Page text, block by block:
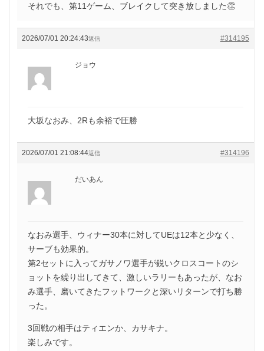
それでも、第11ゲーム、ブレイクして突き放しました👏
2026/07/01 20:24:43 #314195
返信
ジョウ
大坂なおみ、2Rも余裕で圧勝
2026/07/01 21:08:44 #314196
返信
だいあん
なおみ選手、ウィナー30本に対してUEは12本と少なく、
サーブも効果的。
第2セットに入ってガサノワ選手が鋭いクロスコートのシ
ョットを繰り出してきて、激しいラリーもあったが、なお
み選手、磨いてきたフットワークと深いリターンで打ち勝
った。
3回戦の相手はティエンか、カサキナ。
楽しみです。